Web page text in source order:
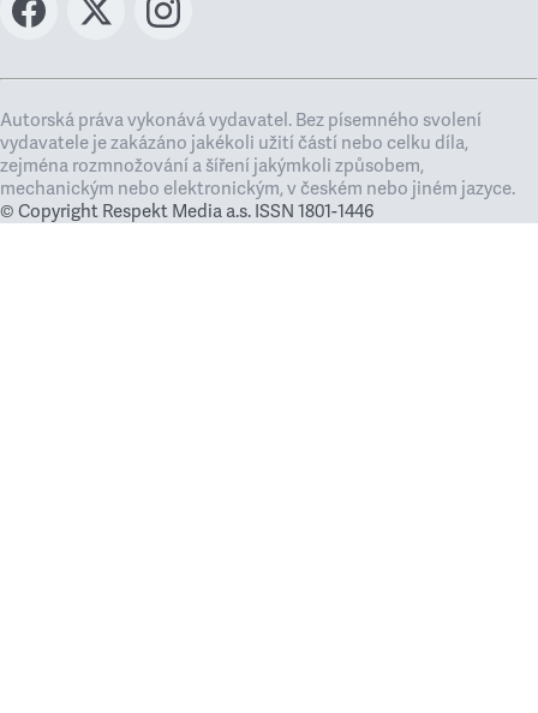
Autorská práva vykonává vydavatel. Bez písemného svolení
vydavatele je zakázáno jakékoli užití částí nebo celku díla,
zejména rozmnožování a šíření jakýmkoli způsobem,
mechanickým nebo elektronickým, v českém nebo jiném jazyce.
© Copyright Respekt Media a.s. ISSN 1801-1446